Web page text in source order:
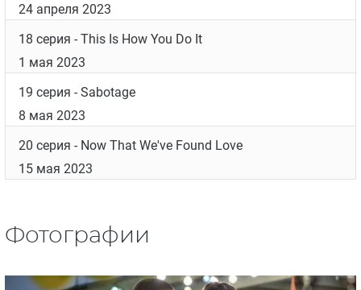
24 апреля 2023
18 серия - This Is How You Do It
1 мая 2023
19 серия - Sabotage
8 мая 2023
20 серия - Now That We've Found Love
15 мая 2023
Фотографии